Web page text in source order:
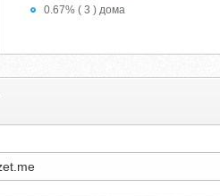
0.67% ( 3 ) дома